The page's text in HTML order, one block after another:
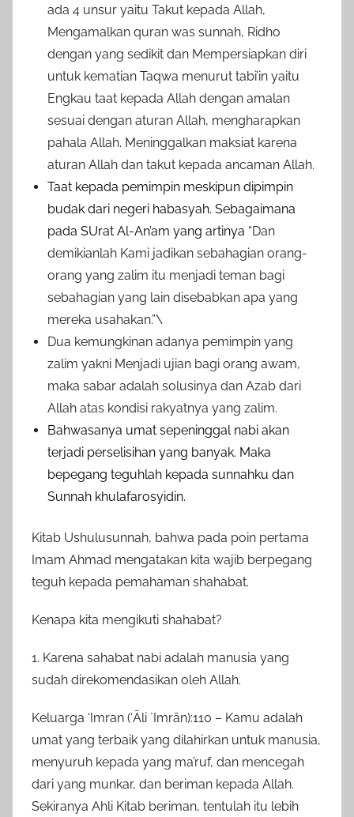
ada 4 unsur yaitu Takut kepada Allah,
Mengamalkan quran was sunnah, Ridho
dengan yang sedikit dan Mempersiapkan diri
untuk kematian Taqwa menurut tabi’in yaitu
Engkau taat kepada Allah dengan amalan
sesuai dengan aturan Allah, mengharapkan
pahala Allah. Meninggalkan maksiat karena
aturan Allah dan takut kepada ancaman Allah.
Taat kepada pemimpin meskipun dipimpin
budak dari negeri habasyah. Sebagaimana
pada SUrat Al-An’am yang artinya “Dan
demikianlah Kami jadikan sebahagian orang-
orang yang zalim itu menjadi teman bagi
sebahagian yang lain disebabkan apa yang
mereka usahakan.”\
Dua kemungkinan adanya pemimpin yang
zalim yakni Menjadi ujian bagi orang awam,
maka sabar adalah solusinya dan Azab dari
Allah atas kondisi rakyatnya yang zalim.
Bahwasanya umat sepeninggal nabi akan
terjadi perselisihan yang banyak. Maka
bepegang teguhlah kepada sunnahku dan
Sunnah khulafarosyidin.
Kitab Ushulusunnah, bahwa pada poin pertama
Imam Ahmad mengatakan kita wajib berpegang
teguh kepada pemahaman shahabat.
Kenapa kita mengikuti shahabat?
1. Karena sahabat nabi adalah manusia yang
sudah direkomendasikan oleh Allah.
Keluarga ‘Imran (‘Āli `Imrān):110 – Kamu adalah
umat yang terbaik yang dilahirkan untuk manusia,
menyuruh kepada yang ma’ruf, dan mencegah
dari yang munkar, dan beriman kepada Allah.
Sekiranya Ahli Kitab beriman, tentulah itu lebih